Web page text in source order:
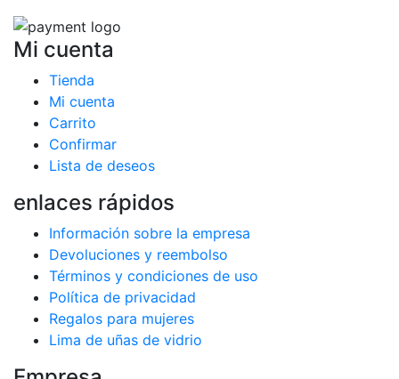
Mi cuenta
Tienda
Mi cuenta
Carrito
Confirmar
Lista de deseos
enlaces rápidos
Información sobre la empresa
Devoluciones y reembolso
Términos y condiciones de uso
Política de privacidad
Regalos para mujeres
Lima de uñas de vidrio